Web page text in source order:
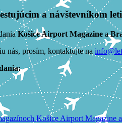
a návštevníkom
Košice Airport Magazine a
nás, prosím, kontaktujte na
Košice Airport Magazine